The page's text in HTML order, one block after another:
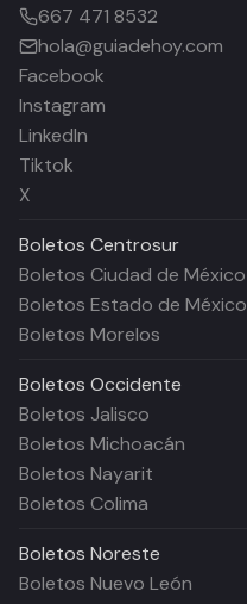
667 471 8532
hola@guiadehoy.com
Facebook
Instagram
LinkedIn
Tiktok
X
Boletos Centrosur
Boletos Ciudad de México
Boletos Estado de México
Boletos Morelos
Boletos Occidente
Boletos Jalisco
Boletos Michoacán
Boletos Nayarit
Boletos Colima
Boletos Noreste
Boletos Nuevo León